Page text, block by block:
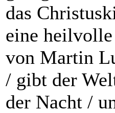
das
eine
von Martin
/ gibt der
der Nacht /